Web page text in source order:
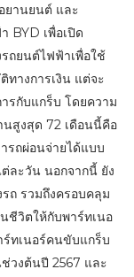
ยานยนต์ และ
BYD เพื่อเปิด
ถยนต์ไฟฟ้าเพื่อใช้
ทางการเงิน แต่จะ
รกับแกร็บ โดยความ
นสูงสุด 72 เดือนนี้คือ
รถผ่อนจ่ายได้แบบ
ละวัน นอกจากนี้ ยัง
ถ รวมถึงครอบคลุม
ชีวิตให้กับพาร์ทเนอ
ร์ทเนอร์คนขับแกร็บ
วงต้นปี 2567 และ